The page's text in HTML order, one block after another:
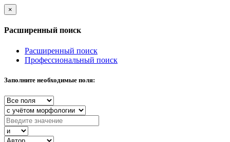
×
Расширенный поиск
Расширенный поиск
Профессиональный поиск
Заполните необходимые поля: